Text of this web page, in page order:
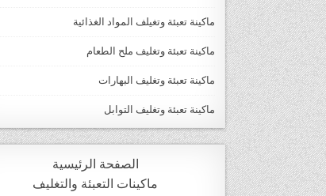
ماكينة تعبئة وتغيلف المواد الغذائية
ماكينة تعبئة وتغليف ملح الطعام
ماكينة تعبئة وتغليف البهارات
ماكينة تعبئة وتغليف التوابل
الصفحة الرئيسية
ماكينات التعبئة والتغليف